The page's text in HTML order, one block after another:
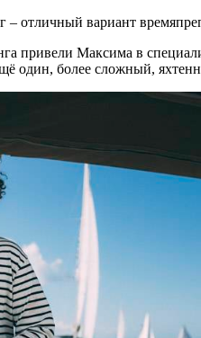
вариант
привели Максима в
один, более сложный,